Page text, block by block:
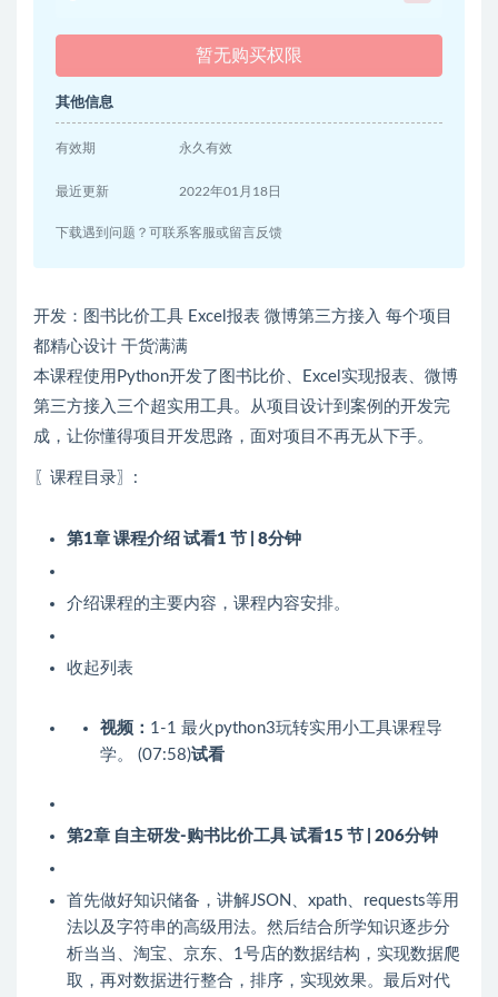
暂无购买权限
其他信息
有效期 永久有效
最近更新 2022年01月18日
下载遇到问题？可联系客服或留言反馈
开发：图书比价工具 Excel报表 微博第三方接入 每个项目
都精心设计 干货满满
本课程使用Python开发了图书比价、Excel实现报表、微博
第三方接入三个超实用工具。从项目设计到案例的开发完
成，让你懂得项目开发思路，面对项目不再无从下手。
〖课程目录〗:
第1章 课程介绍 试看1 节 | 8分钟
介绍课程的主要内容，课程内容安排。
收起列表
视频： 1-1 最火python3玩转实用小工具课程导
学。 (07:58)试看
第2章 自主研发-购书比价工具 试看15 节 | 206分钟
首先做好知识储备，讲解JSON、xpath、requests等用
法以及字符串的高级用法。然后结合所学知识逐步分
析当当、淘宝、京东、1号店的数据结构，实现数据爬
取，再对数据进行整合，排序，实现效果。最后对代